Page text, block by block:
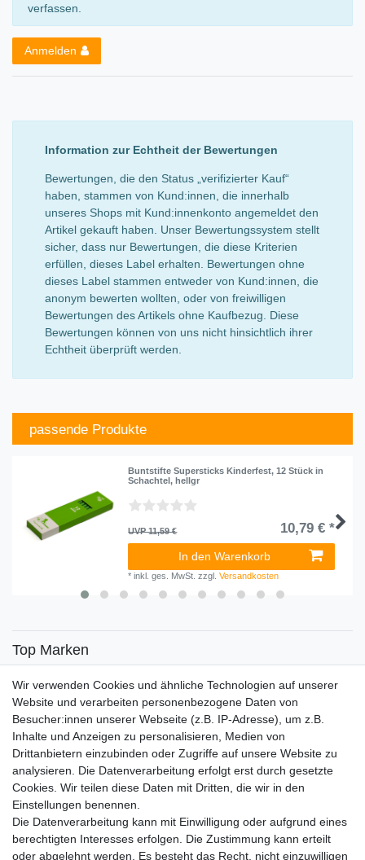
verfassen.
Anmelden
Information zur Echtheit der Bewertungen
Bewertungen, die den Status „verifizierter Kauf“
haben, stammen von Kund:innen, die innerhalb
unseres Shops mit Kund:innenkonto angemeldet den
Artikel gekauft haben. Unser Bewertungssystem stellt
sicher, dass nur Bewertungen, die diese Kriterien
erfüllen, dieses Label erhalten. Bewertungen ohne
dieses Label stammen entweder von Kund:innen, die
anonym bewerten wollten, oder von freiwilligen
Bewertungen des Artikels ohne Kaufbezug. Diese
Bewertungen können von uns nicht hinsichtlich ihrer
Echtheit überprüft werden.
passende Produkte
Buntstifte Supersticks Kinderfest, 12 Stück in
Schachtel, hellgr
UVP 11,59 € 10,79 € *
In den Warenkorb
*inkl. ges. MwSt. zzgl.Versandkosten
Top Marken
Top Themen
Adventskalender
Service
Versandinfos
FAQ
Ersatzteile
Registrieren
Wir versenden mit
Wir verwenden Cookies und ähnliche Technologien auf unserer
Website und verarbeiten personenbezogene Daten von
Besucher:innen unserer Webseite (z.B. IP-Adresse), um z.B.
Inhalte und Anzeigen zu personalisieren, Medien von
Drittanbietern einzubinden oder Zugriffe auf unsere Website zu
analysieren. Die Datenverarbeitung erfolgt erst durch gesetzte
Cookies. Wir teilen diese Daten mit Dritten, die wir in den
Einstellungen benennen.
Die Datenverarbeitung kann mit Einwilligung oder aufgrund eines
berechtigten Interesses erfolgen. Die Zustimmung kann erteilt
oder abgelehnt werden. Es besteht das Recht, nicht einzuwilligen